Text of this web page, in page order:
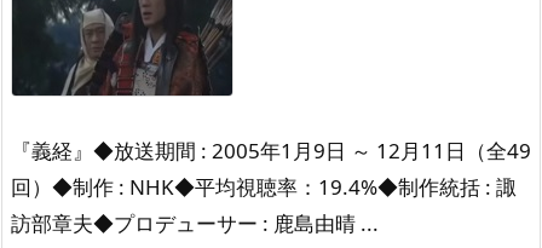
『義経』 ◆放送期間 : 2005年1月9日 ～ 12月11日
（全49
回） ◆制作 : NHK◆平均視聴率：19.4%◆制作統括 : 諏
訪部章夫◆プロデューサー : 鹿島由晴 ...